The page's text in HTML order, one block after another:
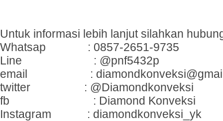
Untuk informasi lebih lanjut silahkan
Whatsap : 0857-2651-9735
Line : @pnf5432p
email :
twitter : @Diamondkonveksi
fb : Diamond Konveksi
Instagram : diamondkonveksi_yk